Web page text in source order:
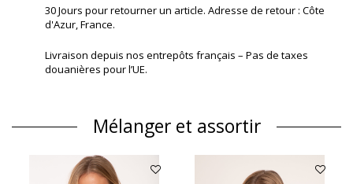
30 Jours pour retourner un article. Adresse de retour : Côte
d'Azur, France.
Livraison depuis nos entrepôts français – Pas de taxes
douanières pour l’UE.
Mélanger et assortir